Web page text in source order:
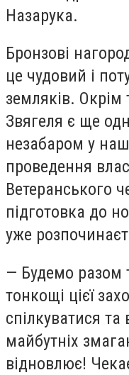
Назарука.
Бронзові
це чудовий і
земляків. Окрім
Звягеля є ще
незабаром у
проведення
Ветеранського
підготовка до
уже
— Будемо разом
тонкощі цієї
спілкуватися
майбутніх
відновлює!